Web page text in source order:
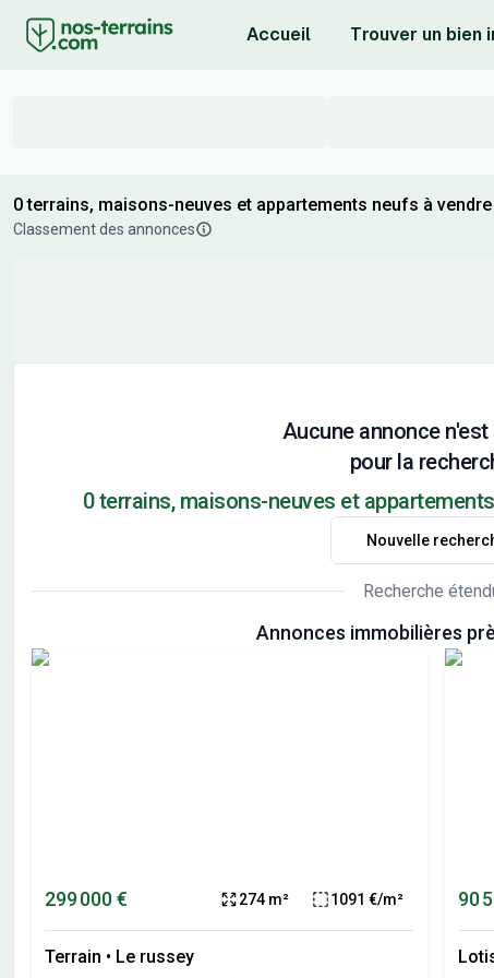
Accueil Trouver un bien
0 terrains, maisons-neuves et appartements neufs à
Classement des annonces
Aucune annonce
pour la
0 terrains, maisons-neuves et
Nouvelle
Recherche
Annonces immobilières
299 000 € 274 m² 1091 €/m²
Terrain • Le russey
90